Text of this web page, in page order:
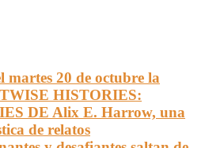
20 de octubre la
HISTORIES:
DE Alix E. Harrow, una
de relatos